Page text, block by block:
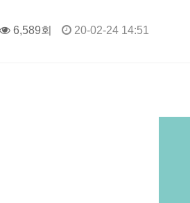
6,589회 20-02-24 14:51